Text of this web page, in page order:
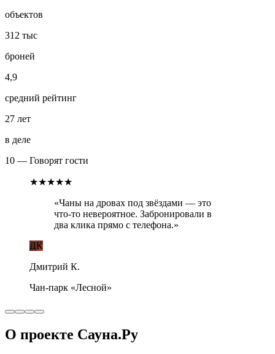
объектов
312 тыс
броней
4,9
средний рейтинг
27 лет
в деле
10 — Говорят гости
★★★★★
«Идеально для двоих: тишина, лес,
бассейн. Сервис на уровне дорогого
отеля.»
АП
Анна и Павел
Усадьба «Берёзка»
О проекте Сауна.Ру